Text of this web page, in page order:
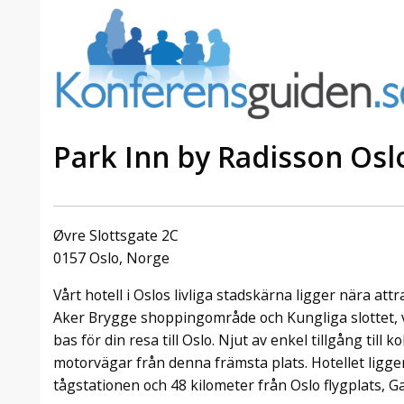
Park Inn by Radisson
Øvre Slottsgate 2C
0157 Oslo, Norge
Vårt hotell i Oslos livliga stadskärna ligger nära
Aker Brygge shoppingområde och Kungliga
bas för din resa till Oslo. Njut av enkel tillgång till
motorvägar från denna främsta plats. Hotellet
tågstationen och 48 kilometer från Oslo flygplats,
av att
här är
Stockholm Hotel
Julerbjudande
2026 hos oss. Mellan den 23
november och 19 december
förvandlar vi våra lokaler till en
stämningsfull mötesplats där
hantverk, tradi ...